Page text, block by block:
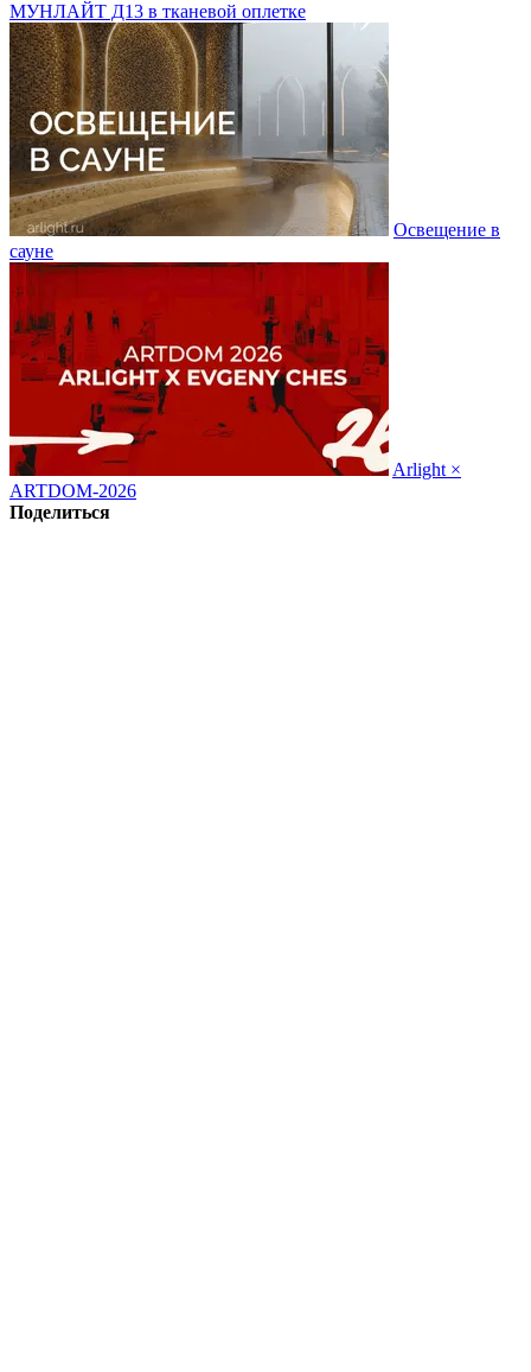
МУНЛАЙТ Д13 в тканевой оплетке
Освещение в
сауне
Arlight ×
ARTDOM-2026
Поделиться